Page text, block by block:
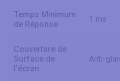
Temps Minimum
de Réponse
1 ms
Couverture de
Surface de
l'écran
Anti-